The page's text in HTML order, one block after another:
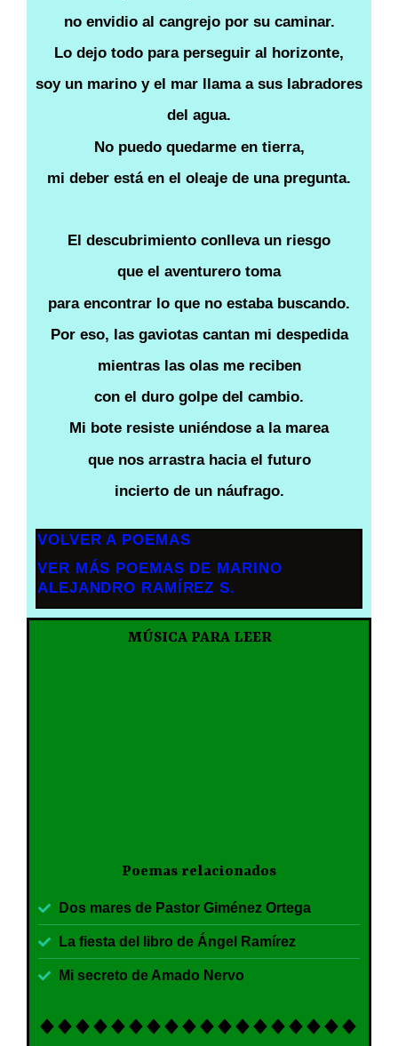
no envidio al cangrejo por su caminar.
Lo dejo todo para perseguir al horizonte,
soy un marino y el mar llama a sus labradores
del agua.
No puedo quedarme en tierra,
mi deber está en el oleaje de una pregunta.
El descubrimiento conlleva un riesgo
que el aventurero toma
para encontrar lo que no estaba buscando.
Por eso, las gaviotas cantan mi despedida
mientras las olas me reciben
con el duro golpe del cambio.
Mi bote resiste uniéndose a la marea
que nos arrastra hacia el futuro
incierto de un náufrago.
VOLVER A POEMAS
VER MÁS POEMAS DE MARINO
ALEJANDRO RAMÍREZ S.
MÚSICA PARA LEER
Poemas relacionados
Dos mares de Pastor Giménez Ortega
La fiesta del libro de Ángel Ramírez
Mi secreto de Amado Nervo